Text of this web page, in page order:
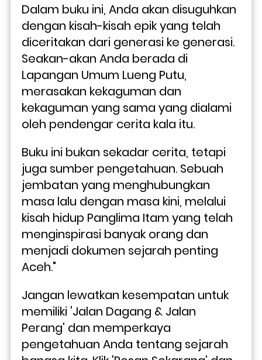
Dalam buku ini, Anda akan disuguhkan
dengan kisah-kisah epik yang telah
diceritakan dari generasi ke generasi.
Seakan-akan Anda berada di
Lapangan Umum Lueng Putu,
merasakan kekaguman dan
kekaguman yang sama yang dialami
oleh pendengar cerita kala itu.
Buku ini bukan sekadar cerita, tetapi
juga sumber pengetahuan. Sebuah
jembatan yang menghubungkan
masa lalu dengan masa kini, melalui
kisah hidup Panglima Itam yang telah
menginspirasi banyak orang dan
menjadi dokumen sejarah penting
Aceh."
Jangan lewatkan kesempatan untuk
memiliki 'Jalan Dagang & Jalan
Perang' dan memperkaya
pengetahuan Anda tentang sejarah